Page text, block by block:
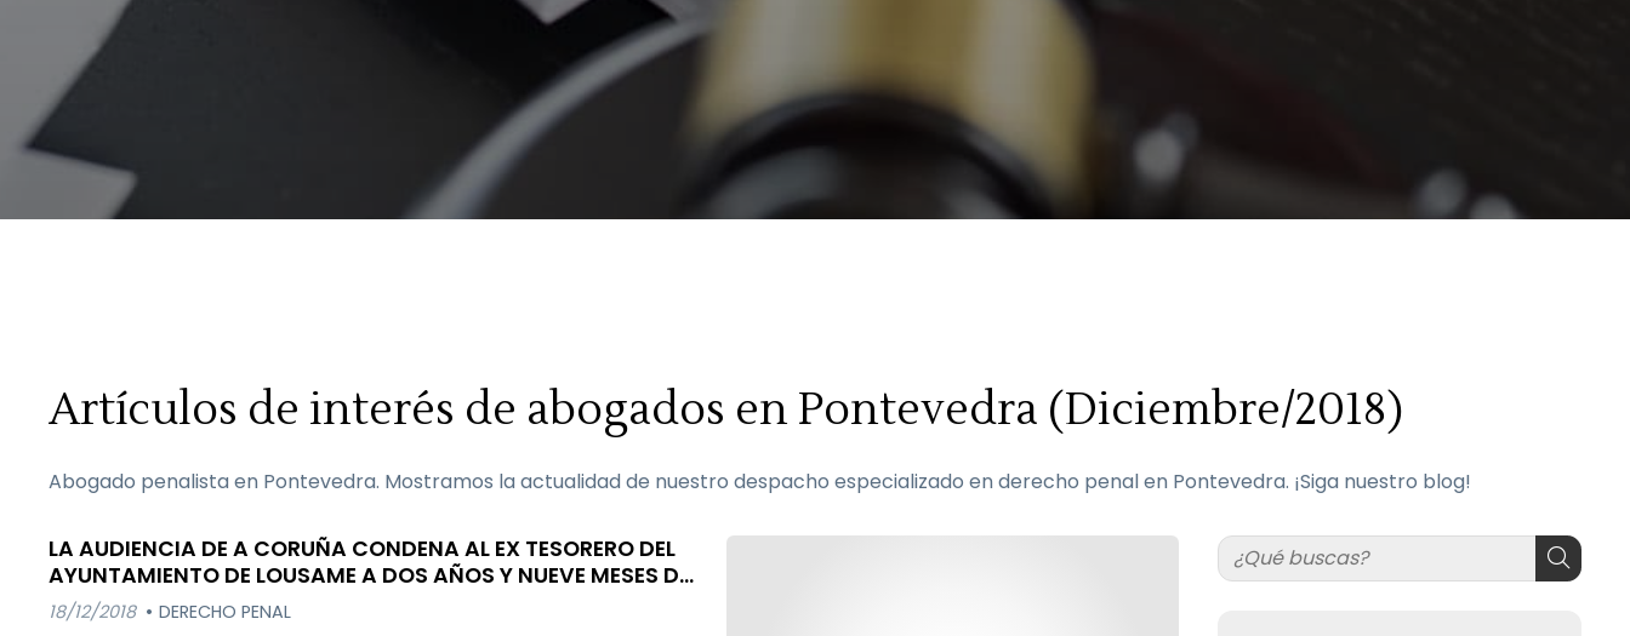
Artículos de interés de abogados en Pontevedra (Diciembre/2018)
Abogado penalista en Pontevedra. Mostramos la actualidad de nuestro despacho especializado en derecho penal en Pontevedra. ¡Siga nuestro blog!
LA AUDIENCIA DE A CORUÑA CONDENA AL EX TESORERO DEL
AYUNTAMIENTO DE LOUSAME A DOS AÑOS Y NUEVE MESES DE
CÁRCEL
18/12/2018 DERECHO PENAL